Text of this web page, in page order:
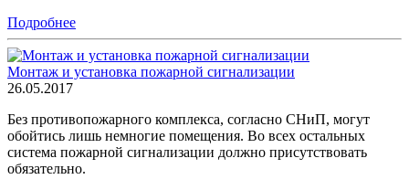
Подробнее
Монтаж и установка пожарной сигнализации
26.05.2017
Без противопожарного комплекса, согласно СНиП, могут
обойтись лишь немногие помещения. Во всех остальных
система пожарной сигнализации должно присутствовать
обязательно.